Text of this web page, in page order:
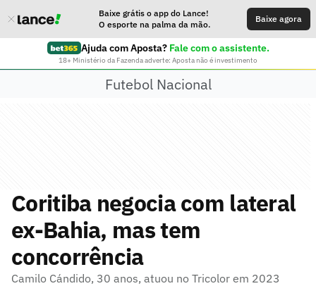
Baixe grátis o app do Lance!
O esporte na palma da mão.
Baixe agora
Ajuda com Aposta? Fale com o assistente.
18+ Ministério da Fazenda adverte: Aposta não é investimento
Futebol Nacional
Coritiba negocia com lateral
ex-Bahia, mas tem
concorrência
Camilo Cándido, 30 anos, atuou no Tricolor em 2023